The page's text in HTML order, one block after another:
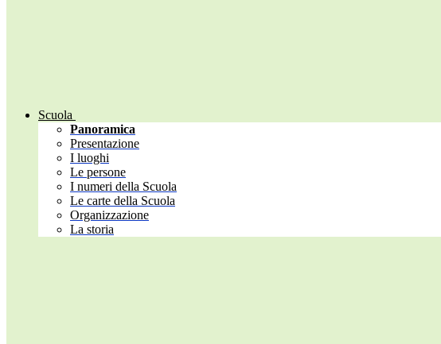
Scuola
Panoramica
Presentazione
I luoghi
Le persone
I numeri della Scuola
Le carte della Scuola
Organizzazione
La storia